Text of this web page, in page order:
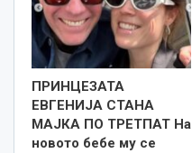
ПРИНЦЕЗАТА
ЕВГЕНИЈА СТАНА
МАЈКА ПО ТРЕТПАТ На
новото бебе му се